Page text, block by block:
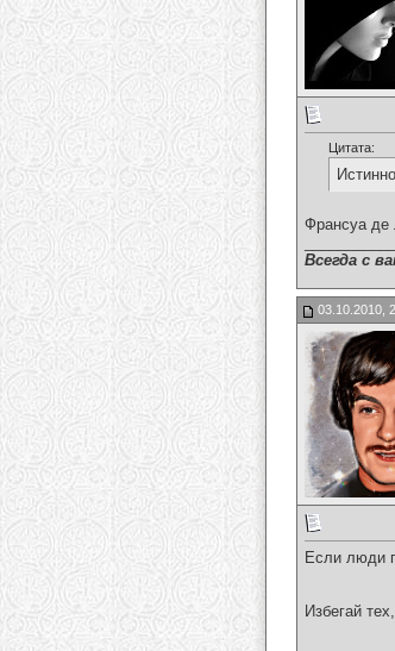
Цитата:
Франсуа
Всегда с
03.10.2010,
Если люди
Избегай